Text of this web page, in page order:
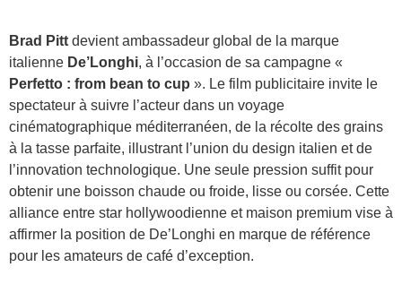
Brad Pitt devient ambassadeur global de la marque
italienne De’Longhi, à l’occasion de sa campagne «
Perfetto : from bean to cup ». Le film publicitaire invite le
spectateur à suivre l’acteur dans un voyage
cinématographique méditerranéen, de la récolte des grains
à la tasse parfaite, illustrant l’union du design italien et de
l’innovation technologique. Une seule pression suffit pour
obtenir une boisson chaude ou froide, lisse ou corsée. Cette
alliance entre star hollywoodienne et maison premium vise à
affirmer la position de De’Longhi en marque de référence
pour les amateurs de café d’exception.